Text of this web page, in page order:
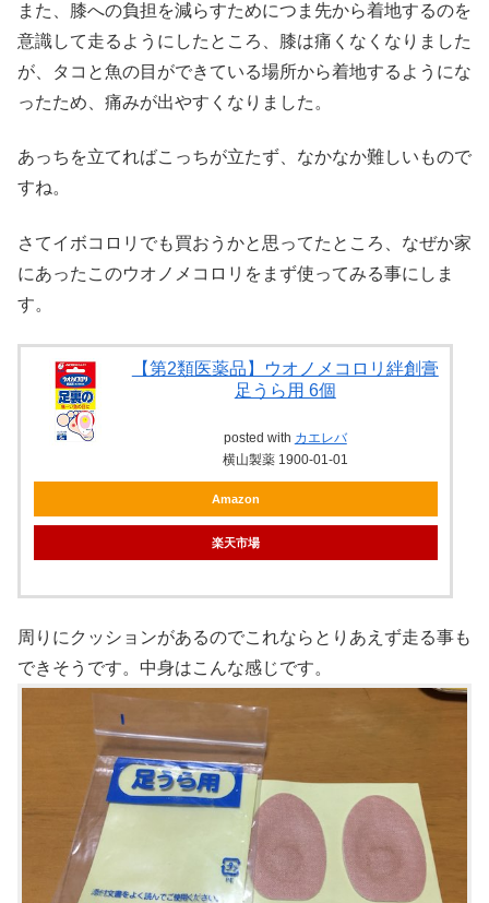
また、膝への負担を減らすためにつま先から着地するのを
意識して走るようにしたところ、膝は痛くなくなりました
が、タコと魚の目ができている場所から着地するようにな
ったため、痛みが出やすくなりました。
あっちを立てればこっちが立たず、なかなか難しいもので
すね。
さてイボコロリでも買おうかと思ってたところ、なぜか家
にあったこのウオノメコロリをまず使ってみる事にしま
す。
【第2類医薬品】ウオノメコロリ絆創膏
足うら用 6個
posted with カエレバ
横山製薬 1900-01-01
Amazon
楽天市場
周りにクッションがあるのでこれならとりあえず走る事も
できそうです。中身はこんな感じです。